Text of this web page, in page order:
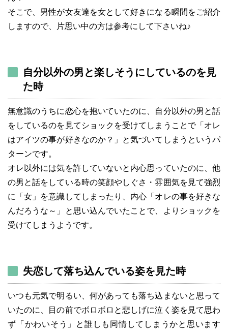
そこで、男性が女友達を女として好きになる瞬間をご紹介
しますので、片思い中の方は参考にして下さいね♪
自分以外の男と楽しそうにしているのを見
た時
無意識のうちに恋心を抱いていたのに、自分以外の男と話
をしているのを見てショックを受けてしまうことで「オレ
はアイツの事が好きなのか？」と気づいてしまうというパ
ターンです。
オレ以外には気を許していないと内心思っていたのに、他
の男と話をしている時の笑顔やしぐさ・雰囲気を見て強烈
に「女」を意識してしまったり、内心「オレの事を好きな
んだろうな～」と思い込んでいたことで、よりショックを
受けてしまうようです。
失恋して落ち込んでいる姿を見た時
いつも元気で明るい、何があっても落ち込まないと思って
いたのに、目の前でボロボロと悲しげに泣く姿を見て思わ
ず「かわいそう」と誰しも同情してしまうかと思います